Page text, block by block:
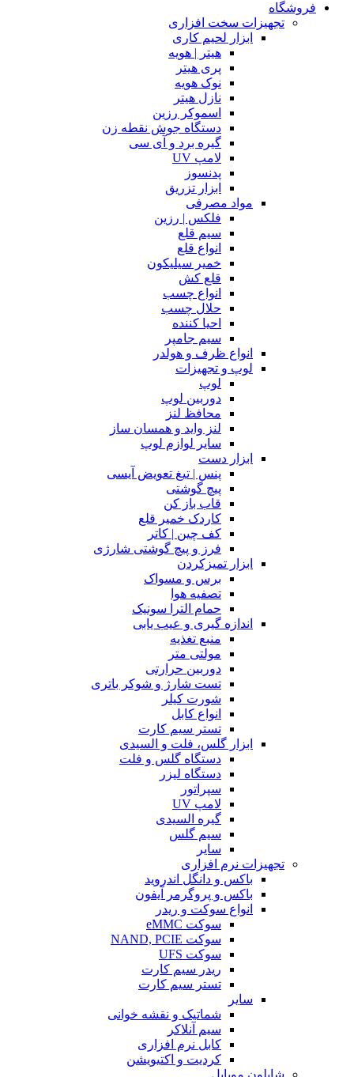
فروشگاه
تجهیزات سخت افزاری
ابزار لحیم کاری
هیتر | هویه
پری هیتر
نوک هویه
نازل هیتر
اسموکر رزین
دستگاه جوش نقطه زن
گیره برد و آی سی
لامپ UV
پدنسوز
ابزار تزریق
مواد مصرفی
فلکس | رزین
سیم قلع
انواع قلع
خمیر سیلیکون
قلع کش
انواع چسب
حلال چسب
احیا کننده
سیم جامپر
انواع ظرف و هولدر
لوپ و تجهیزات
لوپ
دوربین لوپ
محافظ لنز
لنز واید و همسان ساز
سایر لوازم لوپ
ابزار دست
پنس | تیغ تعویض آیسی
پیچ گوشتی
قاب باز کن
کاردک خمیر قلع
کف چین | کاتر
فرز و پیچ گوشتی شارژی
ابزار تمیزکردن
برس و مسواک
تصفیه هوا
حمام الترا سونیک
اندازه گیری و عیب یابی
منبع تغذیه
مولتی متر
دوربین حرارتی
تست شارژ و شوکر باتری
شورت کیلر
انواع کابل
تستر سیم کارت
ابزار گلس، فلت و السیدی
دستگاه گلس و فلت
دستگاه لیزر
سپراتور
لامپ UV
گیره السیدی
سیم گلس
سایر
تجهیزات نرم افزاری
باکس و دانگل اندروید
باکس و پروگرمر آیفون
انواع سوکت و ریدر
سوکت eMMC
سوکت NAND, PCIE
سوکت UFS
ریدر سیم کارت
تستر سیم کارت
سایر
شماتیک و نقشه خوانی
سیم آنلاکر
کابل نرم افزاری
کردیت و اکتیویشن